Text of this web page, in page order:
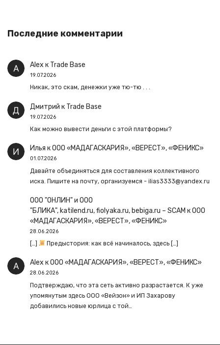
Последние комментарии
Alex к Trade Base
19.07.2026
Никак, это скам, денежки уже тю-тю . . .
Дмитрий к Trade Base
19.07.2026
Как можно вывести деньги с этой платформы?
Илья кООО «МАДАГАСКАРИЯ», «ВЕРЕСТ», «ФЕНИКС»
01.07.2026
Давайте объединяться для составления коллективного
иска. Пишите на почту, организуемся - ilias3333@yandex.ru
ООО "ОНЛИН" и ООО
"БЛИКА", katilend.ru, fiolyaka.ru, bebiga.ru – SCAM кООО
«МАДАГАСКАРИЯ», «ВЕРЕСТ», «ФЕНИКС»
28.06.2026
[…] Предыстория: как всё начиналось, здесь […]
Alex кООО «МАДАГАСКАРИЯ», «ВЕРЕСТ», «ФЕНИКС»
28.06.2026
Подтверждаю, что эта сеть активно разрастается. К уже
упомянутым здесь ООО «Вейзон» и ИП Захарову
добавились новые юрлица с той…